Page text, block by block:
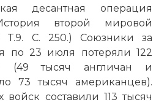
десантная операция
второй мировой
Т.9. С. 250.) Союзники за
по 23 июля потеряли 122
(49 тысяч англичан и
73 тысяч американцев).
составили 113 тысяч